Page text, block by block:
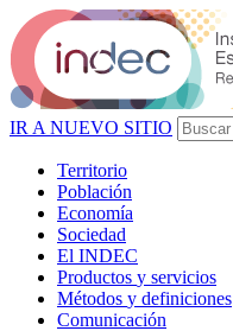
IR A NUEVO SITIO
Territorio
Población
Economía
Sociedad
El INDEC
Productos y servicios
Métodos y definiciones
Comunicación